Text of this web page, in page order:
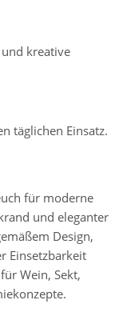
kreative
täglichen Einsatz.
für moderne
und eleganter
Design,
Einsetzbarkeit
Wein, Sekt,